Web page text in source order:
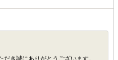
き誠にありがとうございます。